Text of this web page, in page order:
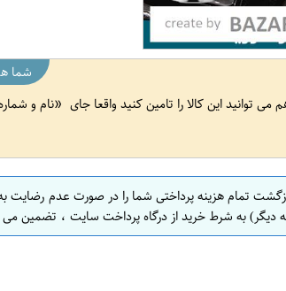
شما
توانید این کالا را تامین کنید واقعا جای
نام و
تمام هزینه پرداختی شما را در صورت عدم
به شرط خرید از درگاه پرداخت سایت ، تضمین می